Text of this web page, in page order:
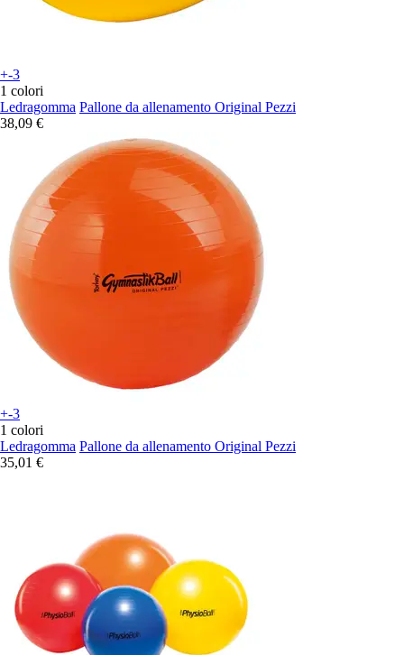
+-3
1 colori
Ledragomma Pallone da allenamento Original Pezzi
38,09 €
+-3
1 colori
Ledragomma Pallone da allenamento Original Pezzi
35,01 €